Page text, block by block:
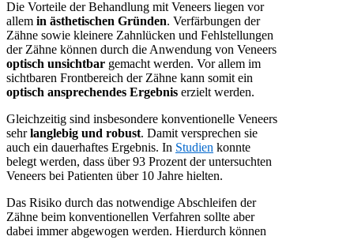
Die Vorteile der Behandlung mit Veneers liegen vor
allem in ästhetischen Gründen. Verfärbungen der
Zähne sowie kleinere Zahnlücken und Fehlstellungen
der Zähne können durch die Anwendung von Veneers
optisch unsichtbar gemacht werden. Vor allem im
sichtbaren Frontbereich der Zähne kann somit ein
optisch ansprechendes Ergebnis erzielt werden.
Gleichzeitig sind insbesondere konventionelle Veneers
sehrlanglebig und robust. Damit versprechen sie
auch ein dauerhaftes Ergebnis. In Studien konnte
belegt werden, dass über 93 Prozent der untersuchten
Veneers bei Patienten über 10 Jahre hielten.
Das Risiko durch das notwendige Abschleifen der
Zähne beim konventionellen Verfahren sollte aber
dabei immer abgewogen werden. Hierdurch können